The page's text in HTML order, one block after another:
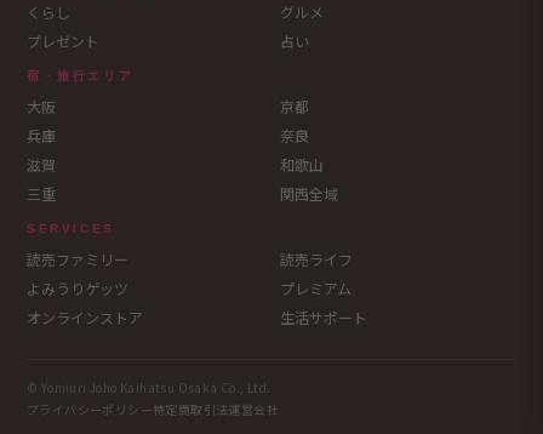
くらし
グルメ
プレゼント
占い
宿・旅行エリア
大阪
京都
兵庫
奈良
滋賀
和歌山
三重
関西全域
SERVICES
読売ファミリー
読売ライフ
よみうりゲッツ
プレミアム
オンラインストア
生活サポート
© Yomiuri Joho Kaihatsu Osaka Co., Ltd.
プライバシーポリシー特定商取引法運営会社